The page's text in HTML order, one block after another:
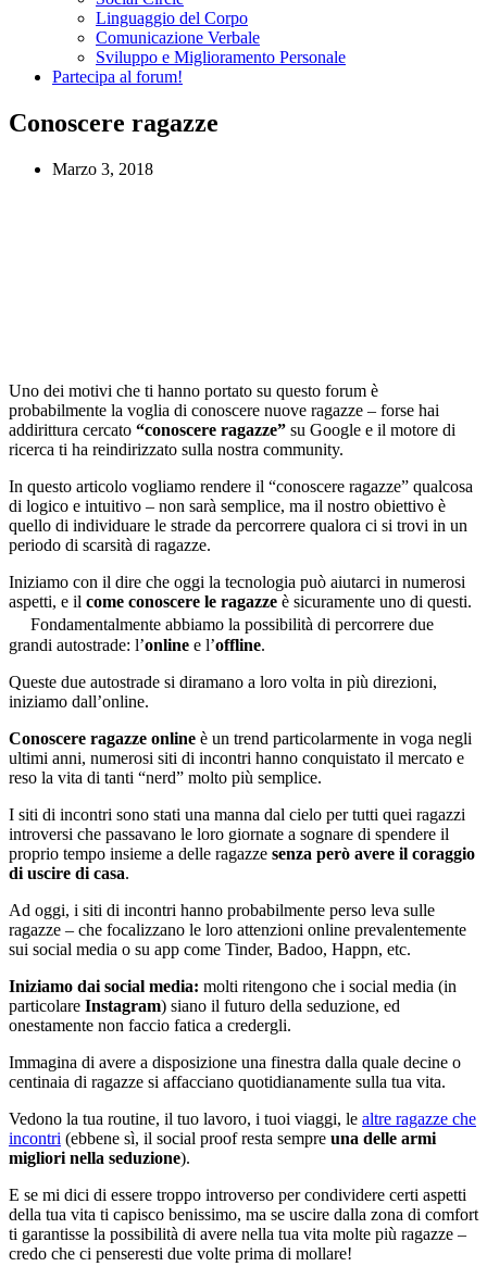
Linguaggio del Corpo
Comunicazione Verbale
Sviluppo e Miglioramento Personale
Partecipa al forum!
Conoscere ragazze
Marzo 3, 2018
Uno dei motivi che ti hanno portato su questo forum è
probabilmente la voglia di conoscere nuove ragazze – forse hai
addirittura cercato “conoscere ragazze” su Google e il motore di
ricerca ti ha reindirizzato sulla nostra community.
In questo articolo vogliamo rendere il “conoscere ragazze” qualcosa
di logico e intuitivo – non sarà semplice, ma il nostro obiettivo è
quello di individuare le strade da percorrere qualora ci si trovi in un
periodo di scarsità di ragazze.
Iniziamo con il dire che oggi la tecnologia può aiutarci in numerosi
aspetti, e il come conoscere le ragazze è sicuramente uno di questi.
Fondamentalmente abbiamo la possibilità di percorrere due
grandi autostrade: l’online e l’offline.
Queste due autostrade si diramano a loro volta in più direzioni,
iniziamo dall’online.
Conoscere ragazze online è un trend particolarmente in voga negli
ultimi anni, numerosi siti di incontri hanno conquistato il mercato e
reso la vita di tanti “nerd” molto più semplice.
I siti di incontri sono stati una manna dal cielo per tutti quei ragazzi
introversi che passavano le loro giornate a sognare di spendere il
proprio tempo insieme a delle ragazze senza però avere il coraggio
di uscire di casa.
Ad oggi, i siti di incontri hanno probabilmente perso leva sulle
ragazze – che focalizzano le loro attenzioni online prevalentemente
sui social media o su app come Tinder, Badoo, Happn, etc.
Iniziamo dai social media: molti ritengono che i social media (in
particolare Instagram) siano il futuro della seduzione, ed
onestamente non faccio fatica a credergli.
Immagina di avere a disposizione una finestra dalla quale decine o
centinaia di ragazze si affacciano quotidianamente sulla tua vita.
Vedono la tua routine, il tuo lavoro, i tuoi viaggi, le altre ragazze che
incontri (ebbene sì, il social proof resta sempre una delle armi
migliori nella seduzione).
E se mi dici di essere troppo introverso per condividere certi aspetti
della tua vita ti capisco benissimo, ma se uscire dalla zona di comfort
ti garantisse la possibilità di avere nella tua vita molte più ragazze –
credo che ci penseresti due volte prima di mollare!